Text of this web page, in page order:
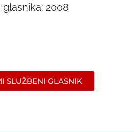
2008
SLUŽBENI GLASNIK